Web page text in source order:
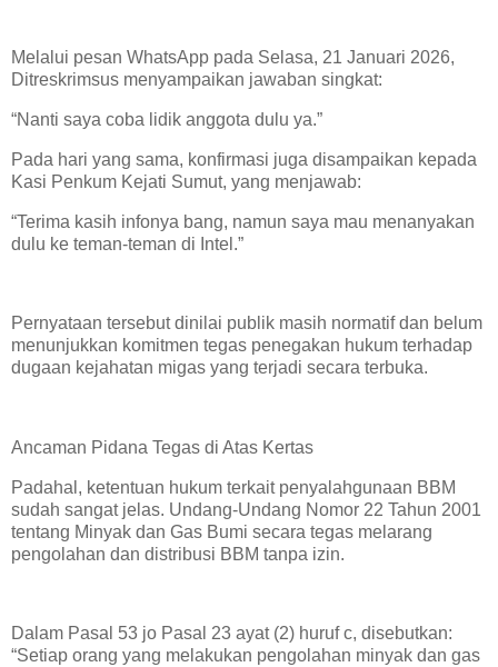
Melalui pesan WhatsApp pada Selasa, 21 Januari 2026,
Ditreskrimsus menyampaikan jawaban singkat:
“Nanti saya coba lidik anggota dulu ya.”
Pada hari yang sama, konfirmasi juga disampaikan kepada
Kasi Penkum Kejati Sumut, yang menjawab:
“Terima kasih infonya bang, namun saya mau menanyakan
dulu ke teman-teman di Intel.”
Pernyataan tersebut dinilai publik masih normatif dan belum
menunjukkan komitmen tegas penegakan hukum terhadap
dugaan kejahatan migas yang terjadi secara terbuka.
Ancaman Pidana Tegas di Atas Kertas
Padahal, ketentuan hukum terkait penyalahgunaan BBM
sudah sangat jelas. Undang-Undang Nomor 22 Tahun 2001
tentang Minyak dan Gas Bumi secara tegas melarang
pengolahan dan distribusi BBM tanpa izin.
Dalam Pasal 53 jo Pasal 23 ayat (2) huruf c, disebutkan:
“Setiap orang yang melakukan pengolahan minyak dan gas